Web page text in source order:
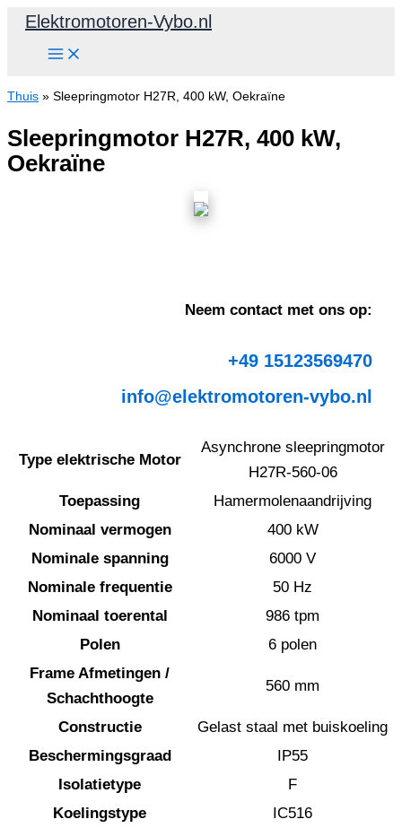
inhoud
Elektromotoren-Vybo.nl
Thuis » Sleepringmotor H27R, 400 kW, Oekraïne
Sleepringmotor H27R, 400 kW,
Oekraïne
Neem contact met ons op:
+49 15123569470
info@elektromotoren-vybo.nl
Type elektrische Motor
Asynchrone sleepringmotor
H27R-560-06
Toepassing
Hamermolenaandrijving
Nominaal vermogen
400 kW
Nominale spanning
6000 V
Nominale frequentie
50 Hz
Nominaal toerental
986 tpm
Polen
6 polen
Frame Afmetingen /
Schachthoogte
560 mm
Constructie
Gelast staal met buiskoeling
Beschermingsgraad
IP55
Isolatietype
F
Koelingstype
IC516